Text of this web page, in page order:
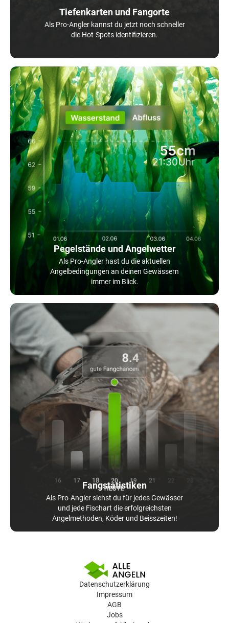
Tiefenkarten und Fangorte
Als Pro-Angler kannst du jetzt noch schneller
die Hot-Spots identifizieren.
Pegelstände und Angelwetter
Als Pro-Angler hast du die aktuellen
Angelbedingungen an deinen Gewässern
immer im Blick.
Fangstatistiken
Als Pro-Angler siehst du für jedes Gewässer
und jede Fischart die erfolgreichsten
Angelmethoden, Köder und Beisszeiten!
Datenschutzerklärung
Impressum
AGB
Jobs